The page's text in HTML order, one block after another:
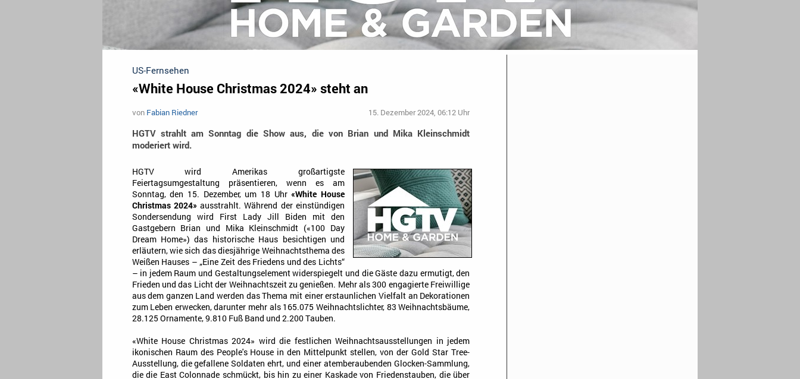
US-Fernsehen
«White House Christmas 2024» steht an
von Fabian Riedner 15. Dezember 2024, 06:12 Uhr
HGTV strahlt am Sonntag die Show aus, die von Brian und Mika Kleinschmidt
moderiert wird.
HGTV wird Amerikas großartigste
Feiertagsumgestaltung präsentieren, wenn es am
Sonntag, den 15. Dezember, um 18 Uhr«White House
Christmas 2024» ausstrahlt. Während der einstündigen
Sondersendung wird First Lady Jill Biden mit den
Gastgebern Brian und Mika Kleinschmidt («100 Day
Dream Home») das historische Haus besichtigen und
erläutern, wie sich das diesjährige Weihnachtsthema des
Weißen Hauses – „Eine Zeit des Friedens und des Lichts“
– in jedem Raum und Gestaltungselement widerspiegelt und die Gäste dazu ermutigt, den
Frieden und das Licht der Weihnachtszeit zu genießen. Mehr als 300 engagierte Freiwillige
aus dem ganzen Land werden das Thema mit einer erstaunlichen Vielfalt an Dekorationen
zum Leben erwecken, darunter mehr als 165.075 Weihnachtslichter, 83 Weihnachtsbäume,
28.125 Ornamente, 9.810 Fuß Band und 2.200 Tauben.
«White House Christmas 2024» wird die festlichen Weihnachtsausstellungen in jedem
ikonischen Raum des People's House in den Mittelpunkt stellen, von der Gold Star Tree-
Ausstellung, die gefallene Soldaten ehrt, und einer atemberaubenden Glocken-Sammlung,
die die East Colonnade schmückt, bis hin zu einer Kaskade von Friedenstauben, die über